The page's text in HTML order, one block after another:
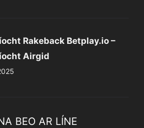
Rakeback Betplay.io –
Airgid
BEO AR LÍNE